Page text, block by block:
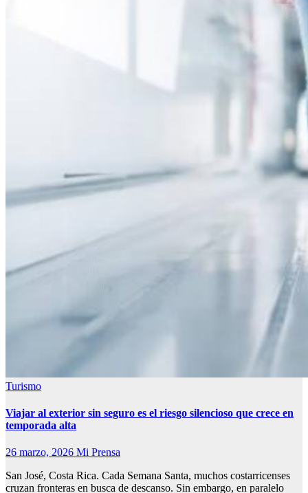
Turismo
Viajar al exterior sin seguro es el riesgo silencioso que crece en
temporada alta
26 marzo, 2026 Mi Prensa
San José, Costa Rica. Cada Semana Santa, muchos costarricenses
cruzan fronteras en busca de descanso. Sin embargo, en paralelo